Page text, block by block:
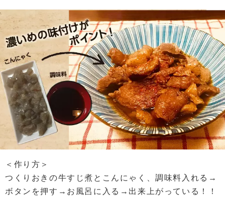
＜作り方＞
つくりおきの牛すじ煮とこんにゃく、調味料入れる→
ボタンを押す→お風呂に入る→出来上がっている！！